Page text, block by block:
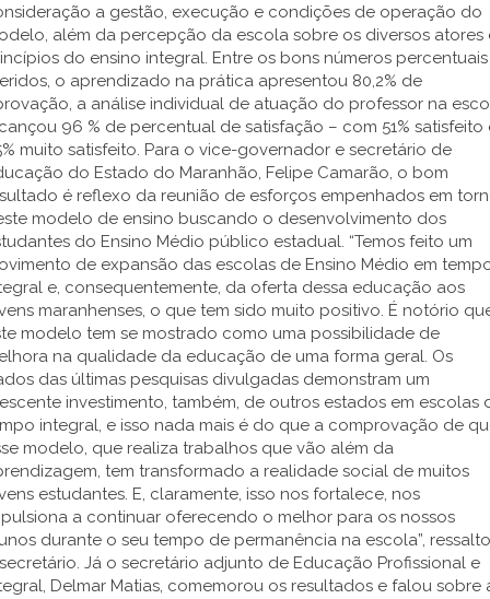
a gestão, execução e condições de operação do
além da percepção da escola sobre os diversos atores
do ensino integral. Entre os bons números percentuais
o aprendizado na prática apresentou 80,2% de
a análise individual de atuação do professor na
96 % de percentual de satisfação – com 51% satisfeito
muito satisfeito. Para o vice-governador e secretário de
do Estado do Maranhão, Felipe Camarão, o bom
é reflexo da reunião de esforços empenhados em
modelo de ensino buscando o desenvolvimento dos
do Ensino Médio público estadual. “Temos feito um
de expansão das escolas de Ensino Médio em
e, consequentemente, da oferta dessa educação aos
maranhenses, o que tem sido muito positivo. É notório
modelo tem se mostrado como uma possibilidade de
na qualidade da educação de uma forma geral. Os
das últimas pesquisas divulgadas demonstram um
investimento, também, de outros estados em escolas
integral, e isso nada mais é do que a comprovação de
modelo, que realiza trabalhos que vão além da
tem transformado a realidade social de muitos
estudantes. E, claramente, isso nos fortalece, nos
a continuar oferecendo o melhor para os nossos
durante o seu tempo de permanência na escola”,
Já o secretário adjunto de Educação Profissional e
Delmar Matias, comemorou os resultados e falou sobre